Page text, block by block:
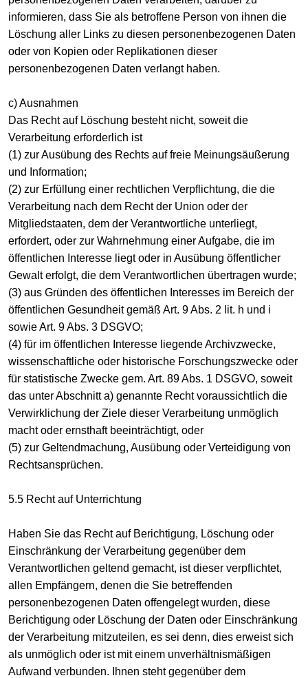
informieren, dass Sie als betroffene Person von ihnen die
Löschung aller Links zu diesen personenbezogenen Daten
oder von Kopien oder Replikationen dieser
personenbezogenen Daten verlangt haben.
c) Ausnahmen
Das Recht auf Löschung besteht nicht, soweit die
Verarbeitung erforderlich ist
(1) zur Ausübung des Rechts auf freie Meinungsäußerung
und Information;
(2) zur Erfüllung einer rechtlichen Verpflichtung, die die
Verarbeitung nach dem Recht der Union oder der
Mitgliedstaaten, dem der Verantwortliche unterliegt,
erfordert, oder zur Wahrnehmung einer Aufgabe, die im
öffentlichen Interesse liegt oder in Ausübung öffentlicher
Gewalt erfolgt, die dem Verantwortlichen übertragen wurde;
(3) aus Gründen des öffentlichen Interesses im Bereich der
öffentlichen Gesundheit gemäß Art. 9 Abs. 2 lit. h und i
sowie Art. 9 Abs. 3 DSGVO;
(4) für im öffentlichen Interesse liegende Archivzwecke,
wissenschaftliche oder historische Forschungszwecke oder
für statistische Zwecke gem. Art. 89 Abs. 1 DSGVO, soweit
das unter Abschnitt a) genannte Recht voraussichtlich die
Verwirklichung der Ziele dieser Verarbeitung unmöglich
macht oder ernsthaft beeinträchtigt, oder
(5) zur Geltendmachung, Ausübung oder Verteidigung von
Rechtsansprüchen.
5.5 Recht auf Unterrichtung
Haben Sie das Recht auf Berichtigung, Löschung oder
Einschränkung der Verarbeitung gegenüber dem
Verantwortlichen geltend gemacht, ist dieser verpflichtet,
allen Empfängern, denen die Sie betreffenden
personenbezogenen Daten offengelegt wurden, diese
Berichtigung oder Löschung der Daten oder Einschränkung
der Verarbeitung mitzuteilen, es sei denn, dies erweist sich
als unmöglich oder ist mit einem unverhältnismäßigen
Aufwand verbunden. Ihnen steht gegenüber dem